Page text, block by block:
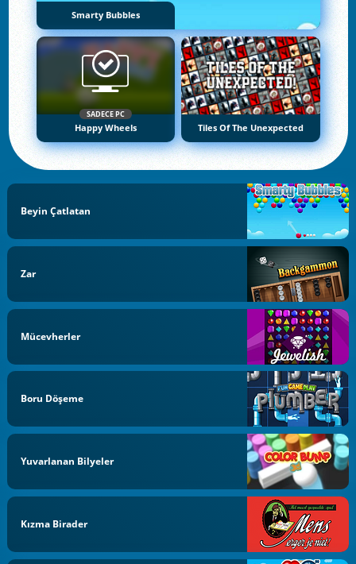
Smarty Bubbles
SADECE PC
Happy Wheels Tiles Of The Unexpected
Beyin Çatlatan
Zar
Mücevherler
Boru Döşeme
Yuvarlanan Bilyeler
Kızma Birader